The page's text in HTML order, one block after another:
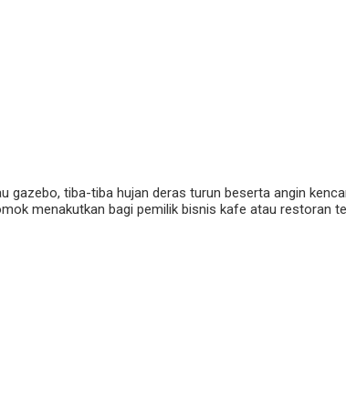
tiba-tiba hujan deras turun beserta angin
menakutkan bagi pemilik bisnis kafe atau restoran